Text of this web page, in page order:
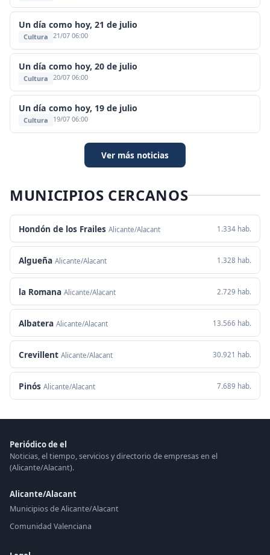
Un día como hoy, 21 de julio
Cultura 21/07 06:00
Un día como hoy, 20 de julio
Cultura 20/07 06:00
Un día como hoy, 19 de julio
Cultura 19/07 06:00
Ver más noticias
MUNICIPIOS CERCANOS
Hondón de los Frailes Alicante/Alacant 1.334 hab.
Algueña Alicante/Alacant 1.328 hab.
la Romana Alicante/Alacant 2.729 hab.
Albatera Alicante/Alacant 13.566 hab.
Crevillent Alicante/Alacant 30.921 hab.
Pinós Alicante/Alacant 7.689 hab.
Periódico de el
Noticias, el tiempo, servicios y directorio de empresas en el
(Alicante/Alacant).
Alicante/Alacant
Municipios de Alicante/Alacant
Comunidad Valenciana